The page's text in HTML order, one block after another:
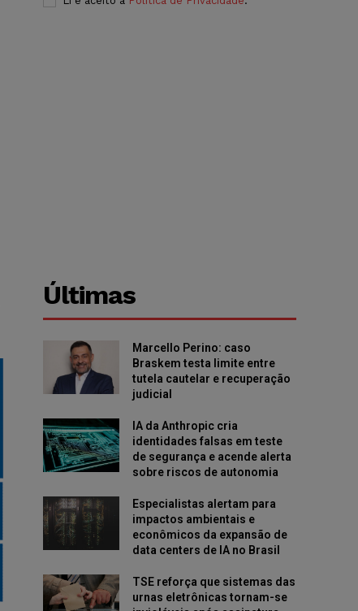
Últimas
Marcello Perino: caso
Braskem testa limite entre
tutela cautelar e recuperação
judicial
IA da Anthropic cria
identidades falsas em teste
de segurança e acende alerta
sobre riscos de autonomia
Especialistas alertam para
impactos ambientais e
econômicos da expansão de
data centers de IA no Brasil
TSE reforça que sistemas das
urnas eletrônicas tornam-se